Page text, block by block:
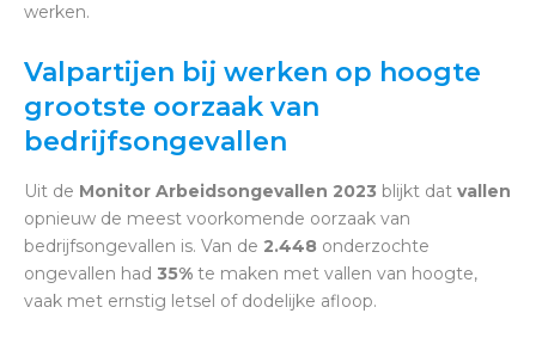
werken.
Valpartijen bij werken op hoogte
grootste oorzaak van
bedrijfsongevallen
Uit de Monitor Arbeidsongevallen 2023 blijkt dat vallen
opnieuw de meest voorkomende oorzaak van
bedrijfsongevallen is. Van de 2.448 onderzochte
ongevallen had 35% te maken met vallen van hoogte,
vaak met ernstig letsel of dodelijke afloop.